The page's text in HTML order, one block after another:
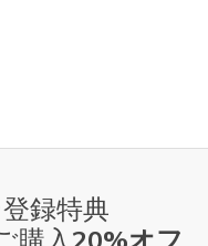
録特典